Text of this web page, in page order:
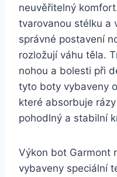
neuvěřitelný
tvarovanou stélku⁤ a
správné postavení⁤
rozložují váhu​ těla.
nohou a bolesti při
tyto boty vybaveny
které absorbuje
pohodlný a stabilní⁤
Výkon bot Garmont
vybaveny speciální